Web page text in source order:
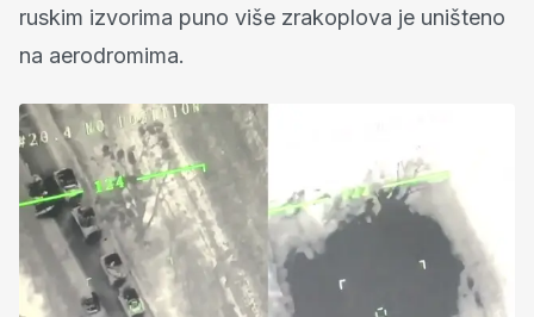
ruskim izvorima puno više zrakoplova je uništeno
na aerodromima.